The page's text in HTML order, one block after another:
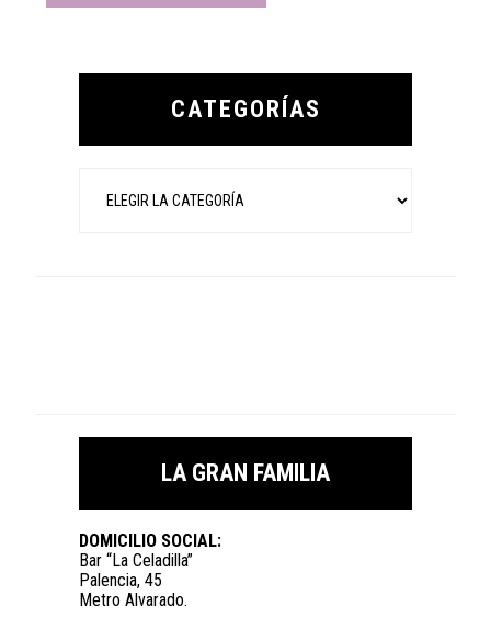
Primary
CATEGORÍAS
LA GRAN FAMILIA
DOMICILIO SOCIAL:
Bar “La Celadilla”
Palencia, 45
Metro Alvarado.